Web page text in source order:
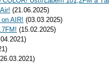
(21.06.2025)
AIR! (03.03.2025)
(15.02.2025)